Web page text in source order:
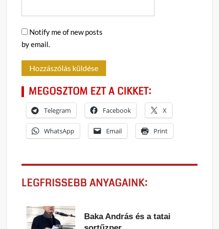
Notify me of new posts
by email.
MEGOSZTOM EZT A CIKKET:
Telegram Facebook X
WhatsApp Email Print
LEGFRISSEBB ANYAGAINK:
Baka András és a tatai